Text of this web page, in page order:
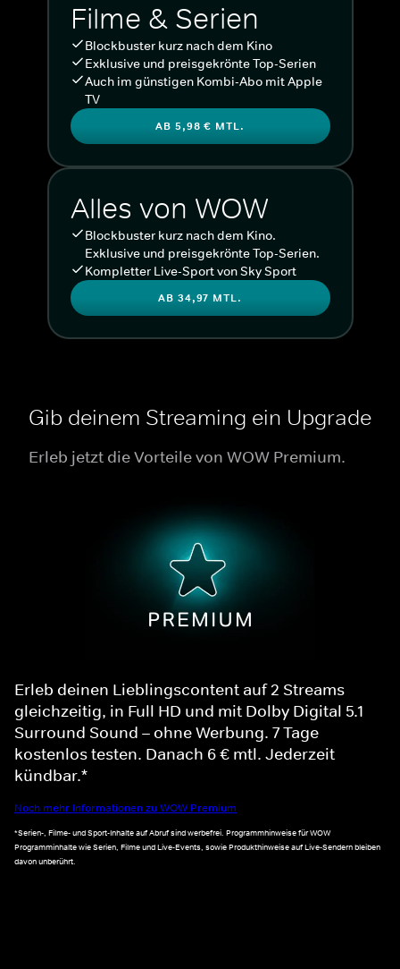
Filme & Serien
Blockbuster kurz nach dem Kino
Exklusive und preisgekrönte Top-Serien
Auch im günstigen Kombi-Abo mit Apple
TV
AB 5,98 € MTL.
Alles von WOW
Blockbuster kurz nach dem Kino.
Exklusive und preisgekrönte Top-Serien.
Kompletter Live-Sport von Sky Sport
AB 34,97 MTL.
Gib deinem Streaming ein Upgrade
Erleb jetzt die Vorteile von WOW Premium.
Erleb deinen Lieblingscontent auf 2 Streams
gleichzeitig, in Full HD und mit Dolby Digital 5.1
Surround Sound – ohne Werbung. 7 Tage
kostenlos testen. Danach 6 € mtl. Jederzeit
kündbar.*
Noch mehr Informationen zu WOW Premium
*Serien-, Filme- und Sport-Inhalte auf Abruf sind werbefrei. Programmhinweise für WOW
Programminhalte wie Serien, Filme und Live-Events, sowie Produkthinweise auf Live-Sendern bleiben
davon unberührt.